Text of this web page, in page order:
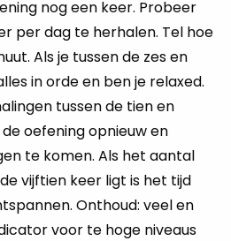
nog een keer. Probeer
per dag te herhalen. Tel hoe
Als je tussen de zes en
in orde en ben je relaxed.
tussen de tien en
oefening opnieuw en
te komen. Als het aantal
vijftien keer ligt is het tijd
Onthoud: veel en
voor te hoge niveaus